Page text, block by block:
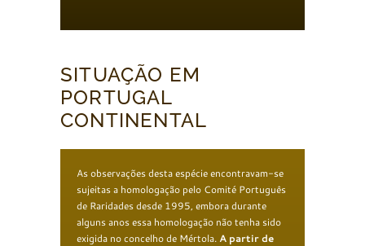
SITUAÇÃO EM
PORTUGAL
CONTINENTAL
As observações desta espécie encontravam-se
sujeitas a homologação pelo Comité Português
de Raridades desde 1995, embora durante
alguns anos essa homologação não tenha sido
exigida no concelho de Mértola. A partir de